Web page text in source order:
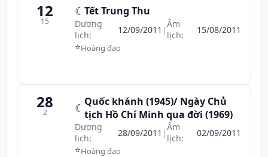
12
15
☾ Tết Trung Thu
Dương
lịch:
12/09/2011 |Âm
lịch:
15/08/2011
⭐Hoàng đạo
28
2 ☾ Quốc khánh (1945)/ Ngày Chủ
tịch Hồ Chí Minh qua đời (1969)
Dương
lịch:
28/09/2011 |Âm
lịch:
02/09/2011
⭐Hoàng đạo